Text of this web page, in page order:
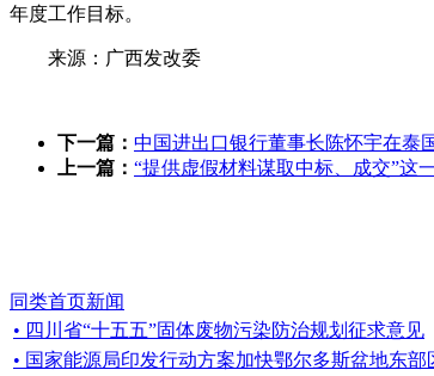
年度工作目标。
来源：广西发改委
下一篇： 中国进出口银行董事长陈怀宇在泰
上一篇： “提供虚假材料谋取中标、成交”这
同类首页新闻
• 四川省“十五五”固体废物污染防治规划征求意见
• 国家能源局印发行动方案加快鄂尔多斯盆地东部